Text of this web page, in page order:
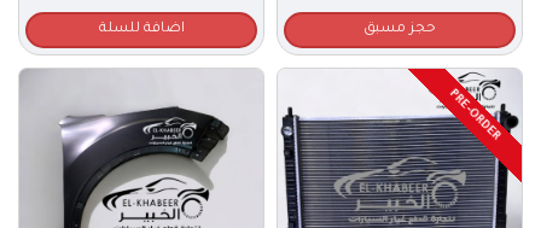
حجز مسبق اضافة للسلة
PRE-ORDER